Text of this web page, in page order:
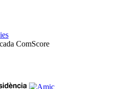
ComScore